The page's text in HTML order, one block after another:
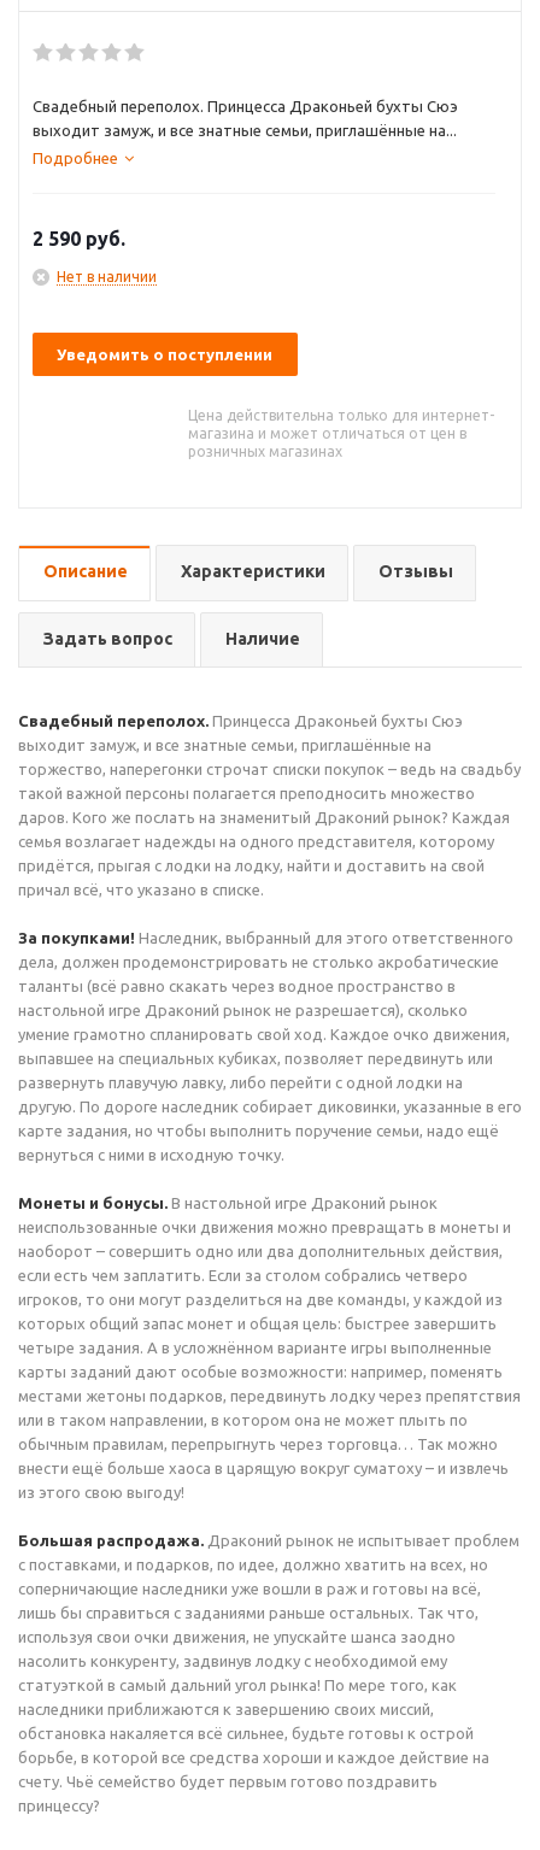
Свадебный переполох. Принцесса Драконьей бухты Сюэ
выходит замуж, и все знатные семьи, приглашённые на...
Подробнее
2 590 руб.
Нет в наличии
Уведомить о поступлении
Цена действительна только для интернет-
магазина и может отличаться от цен в
розничных магазинах
Описание Характеристики Отзывы
Задать вопрос Наличие
Свадебный переполох. Принцесса Драконьей бухты Сюэ
выходит замуж, и все знатные семьи, приглашённые на
торжество, наперегонки строчат списки покупок – ведь на свадьбу
такой важной персоны полагается преподносить множество
даров. Кого же послать на знаменитый Драконий рынок? Каждая
семья возлагает надежды на одного представителя, которому
придётся, прыгая с лодки на лодку, найти и доставить на свой
причал всё, что указано в списке.
За покупками! Наследник, выбранный для этого ответственного
дела, должен продемонстрировать не столько акробатические
таланты (всё равно скакать через водное пространство в
настольной игре Драконий рынок не разрешается), сколько
умение грамотно спланировать свой ход. Каждое очко движения,
выпавшее на специальных кубиках, позволяет передвинуть или
развернуть плавучую лавку, либо перейти с одной лодки на
другую. По дороге наследник собирает диковинки, указанные в его
карте задания, но чтобы выполнить поручение семьи, надо ещё
вернуться с ними в исходную точку.
Монеты и бонусы. В настольной игре Драконий рынок
неиспользованные очки движения можно превращать в монеты и
наоборот – совершить одно или два дополнительных действия,
если есть чем заплатить. Если за столом собрались четверо
игроков, то они могут разделиться на две команды, у каждой из
которых общий запас монет и общая цель: быстрее завершить
четыре задания. А в усложнённом варианте игры выполненные
карты заданий дают особые возможности: например, поменять
местами жетоны подарков, передвинуть лодку через препятствия
или в таком направлении, в котором она не может плыть по
обычным правилам, перепрыгнуть через торговца… Так можно
внести ещё больше хаоса в царящую вокруг суматоху – и извлечь
из этого свою выгоду!
Большая распродажа. Драконий рынок не испытывает проблем
с поставками, и подарков, по идее, должно хватить на всех, но
соперничающие наследники уже вошли в раж и готовы на всё,
лишь бы справиться с заданиями раньше остальных. Так что,
используя свои очки движения, не упускайте шанса заодно
насолить конкуренту, задвинув лодку с необходимой ему
статуэткой в самый дальний угол рынка! По мере того, как
наследники приближаются к завершению своих миссий,
обстановка накаляется всё сильнее, будьте готовы к острой
борьбе, в которой все средства хороши и каждое действие на
счету. Чьё семейство будет первым готово поздравить
принцессу?